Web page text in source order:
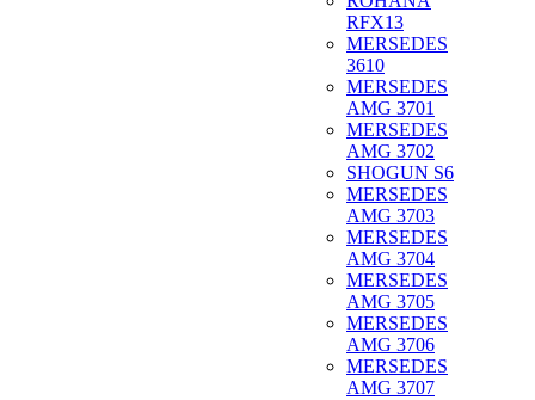
RFX13
MERSEDES
3610
MERSEDES
AMG 3701
MERSEDES
AMG 3702
SHOGUN S6
MERSEDES
AMG 3703
MERSEDES
AMG 3704
MERSEDES
AMG 3705
MERSEDES
AMG 3706
MERSEDES
AMG 3707